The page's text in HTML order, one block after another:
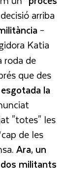
arriba
–
Katia
roda de
que des
la
"totes" les
de les
Ara, un
militants